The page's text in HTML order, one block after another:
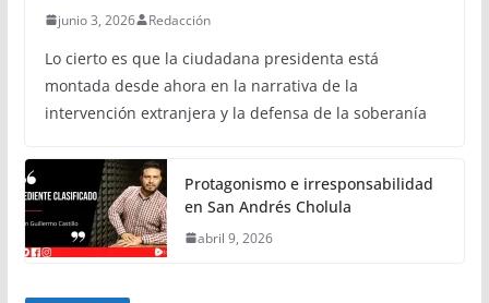
junio 3, 2026 Redacción
Lo cierto es que la ciudadana presidenta está
montada desde ahora en la narrativa de la
intervención extranjera y la defensa de la soberanía
Protagonismo e irresponsabilidad
en San Andrés Cholula
abril 9, 2026